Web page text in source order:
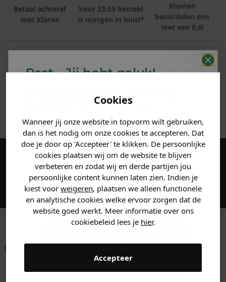
Cookies
Wanneer jij onze website in topvorm wilt gebruiken,
dan is het nodig om onze cookies te accepteren. Dat
doe je door op 'Accepteer' te klikken. De persoonlijke
cookies plaatsen wij om de website te blijven
verbeteren en zodat wij en derde partijen jou
persoonlijke content kunnen laten zien. Indien je
kiest voor weigeren, plaatsen we alleen functionele
en analytische cookies welke ervoor zorgen dat de
website goed werkt. Meer informatie over ons
cookiebeleid lees je hier.
Accepteer
Betaal achteraf
met Klarna
Voor 23:59 besteld
is morgen in huis!*
Klanten
beoordelen ons
met een 9,6!
PRODUCTINFORMATIE
ANDERE BESTELDEN OOK
Maak een account aan en ontvang 5%
korting op je eerste bestelling!
Betaal achteraf met
is morgen in huis!*
Psst... Jij hebt geluk!
Welke mystery
krijg jij? (Tot-30%
Vertel ons waar je naar op
zoek bent. 👇
Heren kleding
Dames kleding
Gewoon rondkijken